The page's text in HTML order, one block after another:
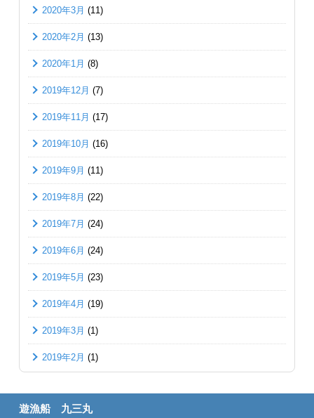
2020年3月 (11)
2020年2月 (13)
2020年1月 (8)
2019年12月 (7)
2019年11月 (17)
2019年10月 (16)
2019年9月 (11)
2019年8月 (22)
2019年7月 (24)
2019年6月 (24)
2019年5月 (23)
2019年4月 (19)
2019年3月 (1)
2019年2月 (1)
遊漁船 九三丸